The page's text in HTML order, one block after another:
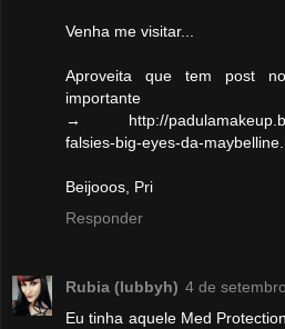
Venha me visitar...
Aproveita que tem post
importante
→ http://
falsies-big-eyes-da-
Beijooos, Pri
Responder
Rubia (lubbyh) 4 de
Eu tinha aquele Med